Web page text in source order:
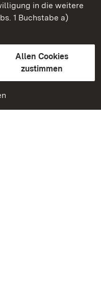
in die weitere
1 Buchstabe a)
Allen Cookies
zustimmen
Württemberg